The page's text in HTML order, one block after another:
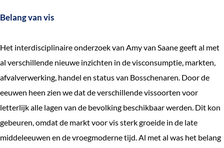
Belang van vis
Het interdisciplinaire onderzoek van Amy van Saane geeft al met
al verschillende nieuwe inzichten in de visconsumptie, markten,
afvalverwerking, handel en status van Bosschenaren. Door de
eeuwen heen zien we dat de verschillende vissoorten voor
letterlijk alle lagen van de bevolking beschikbaar werden. Dit kon
gebeuren, omdat de markt voor vis sterk groeide in de late
middeleeuwen en de vroegmoderne tijd. Al met al was het belang